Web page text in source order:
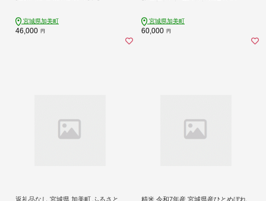
宮城県加美町
46,000 円
宮城県加美町
60,000 円
返礼品なし 宮城県 加美町 ふるさと
精米 令和7年産 宮城県産ひとめぼれ